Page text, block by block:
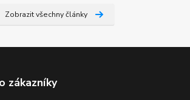
Zobrazit všechny články
zákazníky